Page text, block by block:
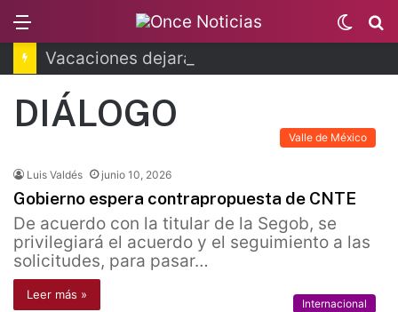
Switch
skin
DIÁLOGO
Valle de México
Luis Valdés junio 10, 2026
Gobierno espera contrapropuesta de CNTE
De acuerdo con la titular de la Segob, se
privilegiará el acuerdo y el seguimiento a las
solicitudes, para pasar…
Leer más »
Internacional